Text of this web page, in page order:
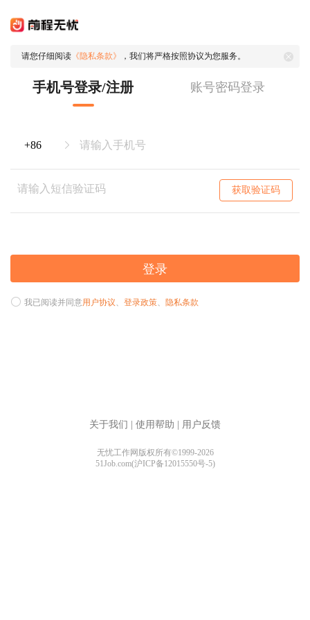
请您仔细阅读 《隐私条款》 ，我们将严格按照协议为您服务。
手机号登录/注册 账号密码登录
获取验证码
登录
我已阅读并同意用户协议、 登录政策、 隐私条款
关于我们 使用帮助 用户反馈
无忧工作网版权所有©1999-2026
51Job.com(沪ICP备12015550号-5)